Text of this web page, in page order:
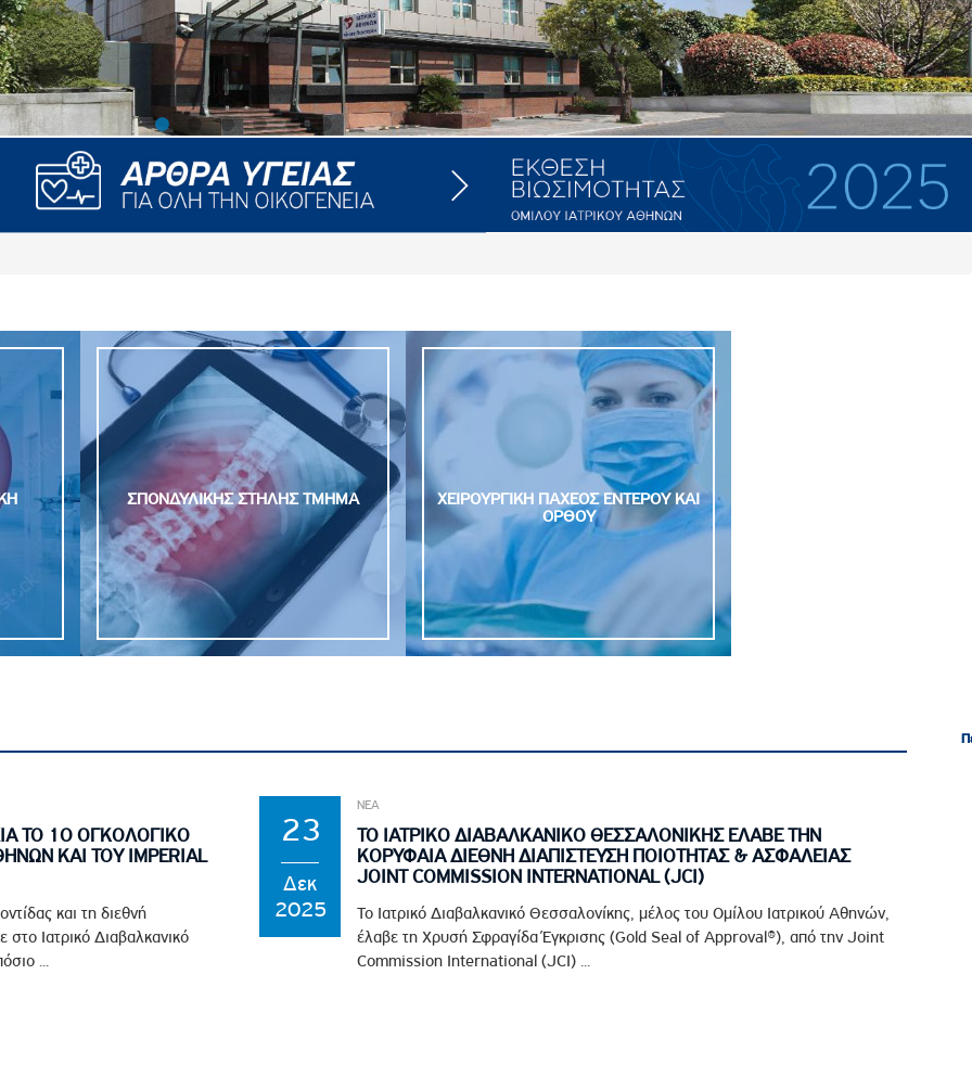
Στελεχών και Συνεργατών
- Υποψηφιοτήτων
Ελέγχου
Τρίτων Μερών
και Προαγωγής των Δικαιωμάτων των
ΣΠΟΝΔΥΛΙΚΗΣ ΣΤΗΛΗΣ ΤΜΗΜΑ
ΧΕΙΡΟΥΡΓΙΚΗ ΠΑΧΕΟΣ ΕΝΤΕΡΟΥ ΚΑΙ
ΟΡΘΟΥ
ΤΟ 1Ο ΟΓΚΟΛΟΓΙΚΟ
ΚΑΙ ΤΟΥ IMPERIAL
και τη διεθνή
στο Ιατρικό Διαβαλκανικό
...
23
Δεκ
2025
ΝΕΑ
ΤΟ ΙΑΤΡΙΚΟ ΔΙΑΒΑΛΚΑΝΙΚΟ ΘΕΣΣΑΛΟΝΙΚΗΣ ΕΛΑΒΕ ΤΗΝ
ΚΟΡΥΦΑΙΑ ΔΙΕΘΝΗ ΔΙΑΠΙΣΤΕΥΣΗ ΠΟΙΟΤΗΤΑΣ & ΑΣΦΑΛΕΙΑΣ
JOINT COMMISSION INTERNATIONAL (JCI)
Το Ιατρικό Διαβαλκανικό Θεσσαλονίκης, μέλος του Ομίλου Ιατρικού Αθηνών,
έλαβε τη Χρυσή Σφραγίδα Έγκρισης (Gold Seal of Approval®), από την Joint
Commission International (JCI) ...